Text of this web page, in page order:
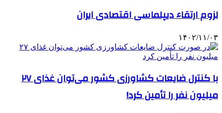
لزوم ارتقاء دیپلماسی اقتصادی ایران
۱۴۰۲/۱۱/۰۳
با کنترل ضایعات کشاورزی کشور می‌توان غذای ۲۷
میلیون نفر را تأمین کرد!